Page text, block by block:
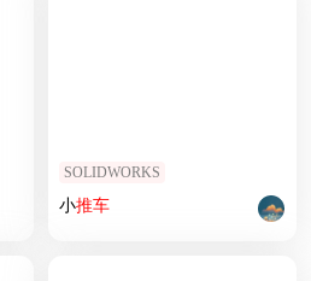
SOLIDWORKS
小推车